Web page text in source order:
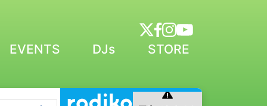
EVENTS DJs STORE